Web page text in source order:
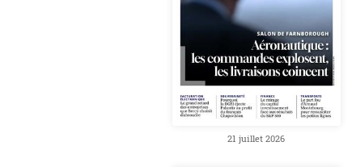
21 juillet 2026